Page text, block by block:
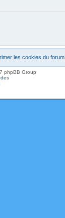
les cookies du forum
phpBB Group